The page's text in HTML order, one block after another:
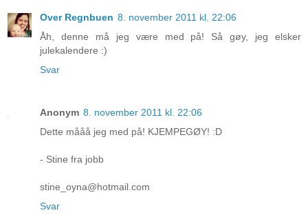
Over Regnbuen 8. november 2011 kl. 22:06
Åh, denne må jeg være med på! Så gøy, jeg elsker
julekalendere :)
Svar
Anonym 8. november 2011 kl. 22:06
Dette mååå jeg med på! KJEMPEGØY! :D
- Stine fra jobb
stine_oyna@hotmail.com
Svar